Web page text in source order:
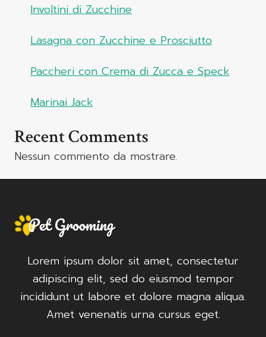
Involtini di Zucchine
Lasagna con Zucchine e Prosciutto
Paccheri con Crema di Zucca e Speck
Marinai Jack
Recent Comments
Nessun commento da mostrare.
Lorem ipsum dolor sit amet, consectetur
adipiscing elit, sed do eiusmod tempor
incididunt ut labore et dolore magna aliqua.
Amet venenatis urna cursus eget.